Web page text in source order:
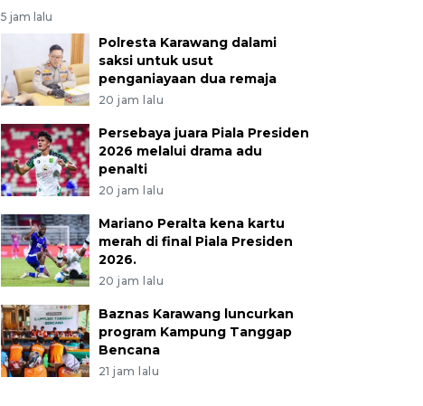
5 jam lalu
Polresta Karawang dalami
saksi untuk usut
penganiayaan dua remaja
20 jam lalu
Persebaya juara Piala Presiden
2026 melalui drama adu
penalti
20 jam lalu
Mariano Peralta kena kartu
merah di final Piala Presiden
2026.
20 jam lalu
Baznas Karawang luncurkan
program Kampung Tanggap
Bencana
21 jam lalu